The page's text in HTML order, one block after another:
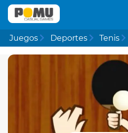
Juegos Deportes Tenis